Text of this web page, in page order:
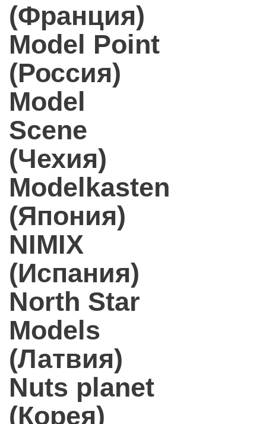
(Франция)
Model Point
(Россия)
Model
Scene
(Чехия)
Modelkasten
(Япония)
NIMIX
(Испания)
North Star
Models
(Латвия)
Nuts planet
(Корея)